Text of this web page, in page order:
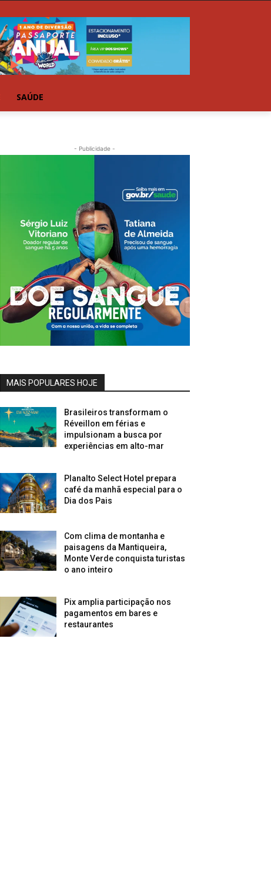
SAÚDE
- Publicidade -
MAIS POPULARES HOJE
Brasileiros transformam o
Réveillon em férias e
impulsionam a busca por
experiências em alto-mar
Planalto Select Hotel prepara
café da manhã especial para o
Dia dos Pais
Com clima de montanha e
paisagens da Mantiqueira,
Monte Verde conquista turistas
o ano inteiro
Pix amplia participação nos
pagamentos em bares e
restaurantes